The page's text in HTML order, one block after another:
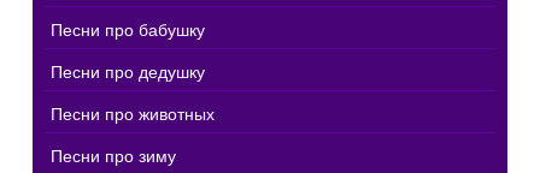
Песни про бабушку
Песни про дедушку
Песни про животных
Песни про зиму